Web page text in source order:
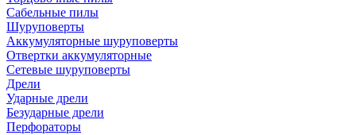
Сабельные пилы
Шуруповерты
Аккумуляторные шуруповерты
Отвертки аккумуляторные
Сетевые шуруповерты
Дрели
Ударные дрели
Безударные дрели
Перфораторы